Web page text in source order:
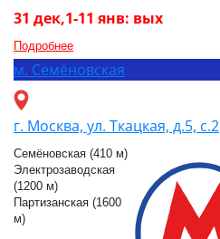
31 дек,1-11 янв: вых
Подробнее
м. Семёновская
г. Москва, ул. Ткацкая, д.5, с.2
Семёновская (410 м)
Электрозаводская
(1200 м)
Партизанская (1600
м)